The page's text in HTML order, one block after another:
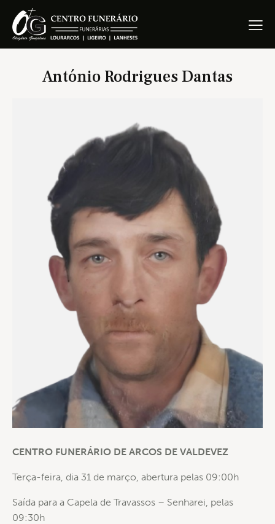
António Rodrigues Dantas
CENTRO FUNERÁRIO DE ARCOS DE VALDEVEZ
Terça-feira, dia 31 de março, abertura pelas 09:00h
Saída para a Capela de Travassos – Senharei, pelas
09:30h